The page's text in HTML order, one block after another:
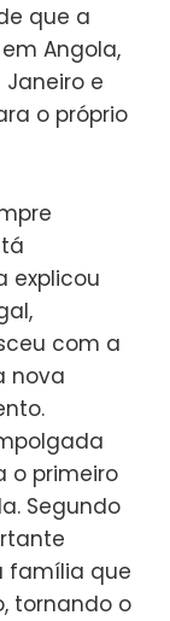
que a
Angola,
e
o próprio
explicou
com a
nova
o primeiro
Segundo
família que
tornando o